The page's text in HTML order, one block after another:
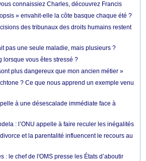
connaissiez Charles, découvrez Francis
» envahit-elle la côte basque chaque été ?
des tribunaux des droits humains restent
pas une seule maladie, mais plusieurs ?
lorsque vous êtes stressé ?
plus dangereux que mon ancien métier »
? Ce que nous apprend un exemple venu
à une désescalade immédiate face à
: l’ONU appelle à faire reculer les inégalités
et la parentalité influencent le recours au
: le chef de l'OMS presse les États d’aboutir